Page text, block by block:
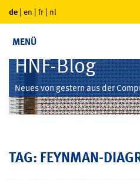
de | en | fr | nl
MENÜ
HNF-Blog
Neues von gestern aus der
TAG: FEYNMAN-